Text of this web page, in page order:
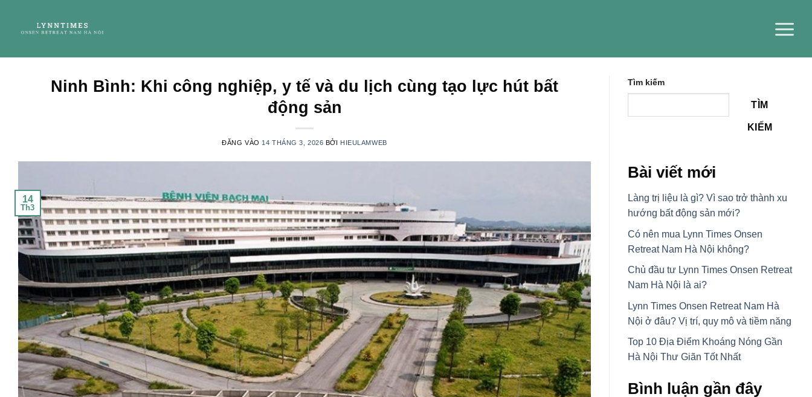
Ninh Bình: Khi công nghiệp, y tế và du lịch cùng tạo lực hút bất
động sản
ĐĂNG VÀO 14 THÁNG 3, 2026 BỞI HIEULAMWEB
14
Th3
Tìm kiếm
TÌM
KIẾM
Bài viết mới
Làng trị liệu là gì? Vì sao trở thành xu
hướng bất động sản mới?
Có nên mua Lynn Times Onsen
Retreat Nam Hà Nội không?
Chủ đầu tư Lynn Times Onsen Retreat
Nam Hà Nội là ai?
Lynn Times Onsen Retreat Nam Hà
Nội ở đâu? Vị trí, quy mô và tiềm năng
Top 10 Địa Điểm Khoáng Nóng Gần
Hà Nội Thư Giãn Tốt Nhất
Bình luận gần đây